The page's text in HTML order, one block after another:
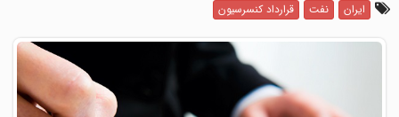
ایران نفت قرارداد کنسرسیون